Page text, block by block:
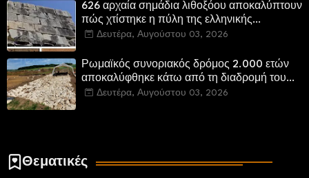
626 αρχαία σημάδια λιθοξόου αποκαλύπτουν
πώς χτίστηκε η πύλη της ελληνικής
Πτολεμαΐδας στη Λιβύη
Δευτέρα, Αυγούστου 03, 2026
Ρωμαϊκός συνοριακός δρόμος 2.000 ετών
αποκαλύφθηκε κάτω από τη διαδρομή του
νέου αυτοκινητόδρομου Α8 της Γερμανίας
Δευτέρα, Αυγούστου 03, 2026
Θεματικές